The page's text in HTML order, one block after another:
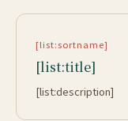
[list:sortname]
[list:title]
[list:description]